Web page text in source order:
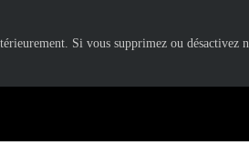
Si vous supprimez ou désactivez